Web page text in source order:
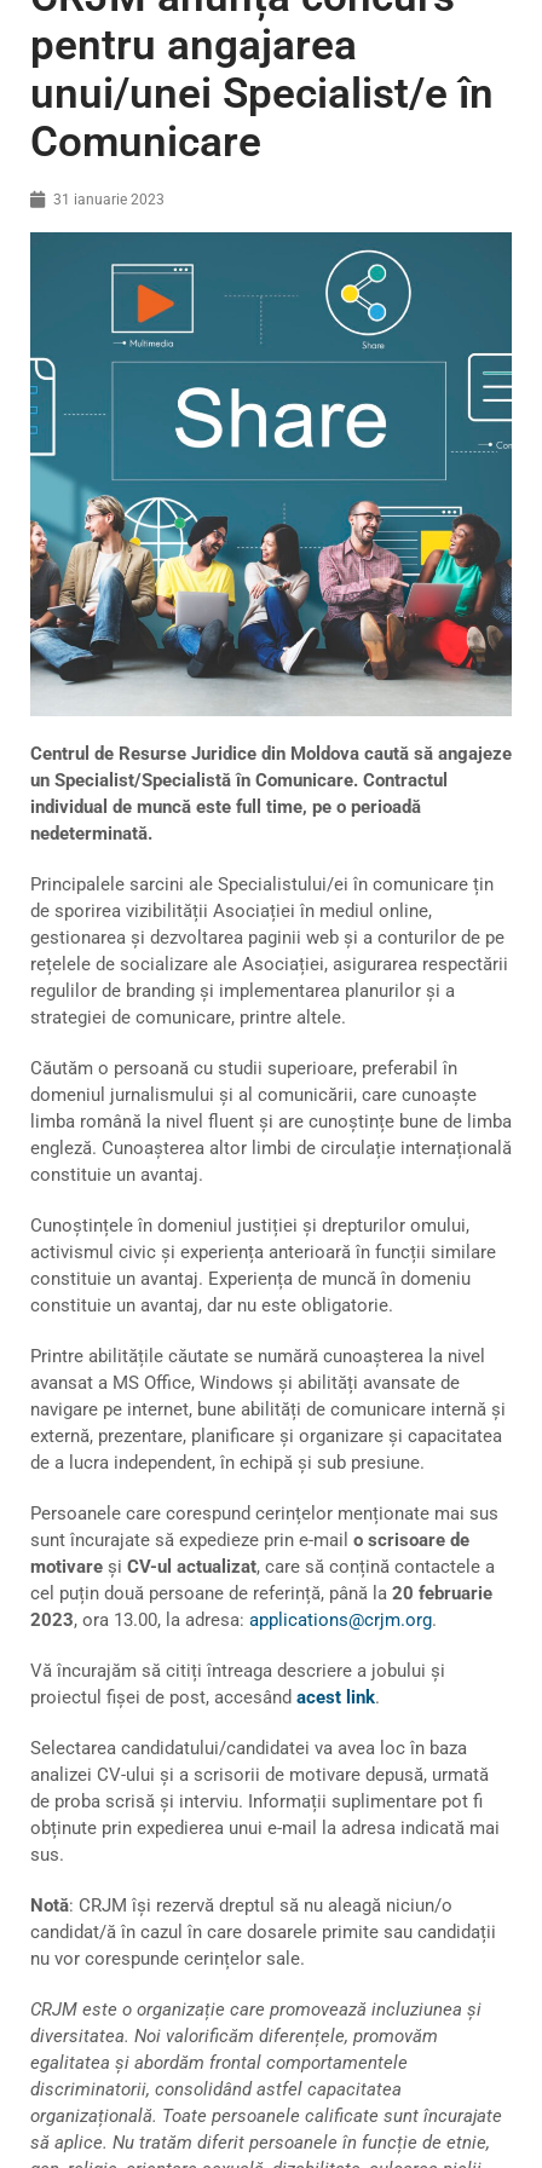
pentru angajarea
unui/unei Specialist/e în
Comunicare
31 ianuarie 2023
Centrul de Resurse Juridice din Moldova caută să angajeze
un Specialist/Specialistă în Comunicare. Contractul
individual de muncă este full time, pe o perioadă
nedeterminată.
Principalele sarcini ale Specialistului/ei în comunicare țin
de sporirea vizibilității Asociației în mediul online,
gestionarea și dezvoltarea paginii web și a conturilor de pe
rețelele de socializare ale Asociației, asigurarea respectării
regulilor de branding și implementarea planurilor și a
strategiei de comunicare, printre altele.
Căutăm o persoană cu studii superioare, preferabil în
domeniul jurnalismului și al comunicării, care cunoaște
limba română la nivel fluent și are cunoștințe bune de limba
engleză. Cunoașterea altor limbi de circulație internațională
constituie un avantaj.
Cunoștințele în domeniul justiției și drepturilor omului,
activismul civic și experiența anterioară în funcții similare
constituie un avantaj. Experiența de muncă în domeniu
constituie un avantaj, dar nu este obligatorie.
Printre abilitățile căutate se numără cunoașterea la nivel
avansat a MS Office, Windows și abilități avansate de
navigare pe internet, bune abilități de comunicare internă și
externă, prezentare, planificare și organizare și capacitatea
de a lucra independent, în echipă și sub presiune.
Persoanele care corespund cerințelor menționate mai sus
sunt încurajate să expedieze prin e-mail o scrisoare de
motivare și CV-ul actualizat, care să conțină contactele a
cel puțin două persoane de referință, până la 20 februarie
2023, ora 13.00, la adresa: applications@crjm.org.
Vă încurajăm să citiți întreaga descriere a jobului și
proiectul fișei de post, accesând acest link.
Selectarea candidatului/candidatei va avea loc în baza
analizei CV-ului și a scrisorii de motivare depusă, urmată
de proba scrisă și interviu. Informații suplimentare pot fi
obținute prin expedierea unui e-mail la adresa indicată mai
sus.
Notă: CRJM își rezervă dreptul să nu aleagă niciun/o
candidat/ă în cazul în care dosarele primite sau candidații
nu vor corespunde cerințelor sale.
CRJM este o organizație care promovează incluziunea și
diversitatea. Noi valorificăm diferențele, promovăm
egalitatea și abordăm frontal comportamentele
discriminatorii, consolidând astfel capacitatea
organizațională. Toate persoanele calificate sunt încurajate
să aplice. Nu tratăm diferit persoanele în funcție de etnie,